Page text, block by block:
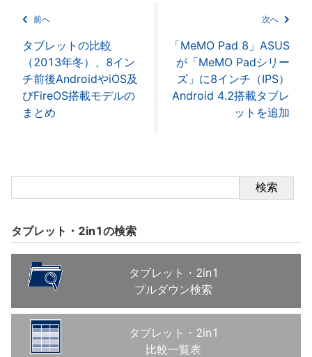
前へ
タブレットの比較
（2013年冬）、8イン
チ前後AndroidやiOS及
びFireOS搭載モデルの
まとめ
次へ
「MeMO Pad 8」ASUS
が「MeMO Padシリー
ズ」に8インチ（IPS）
Android 4.2搭載タブレ
ットを追加
検索
タブレット・2in1の検索
タブレット・2in1
プルダウン検索
タブレット・2in1
比較一覧表